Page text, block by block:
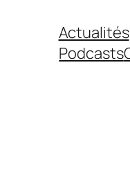
Actualités
Podcasts